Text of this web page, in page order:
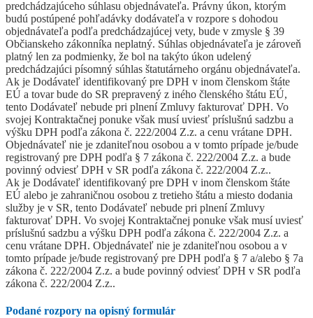
predchádzajúceho súhlasu objednávateľa. Právny úkon, ktorým
budú postúpené pohľadávky dodávateľa v rozpore s dohodou
objednávateľa podľa predchádzajúcej vety, bude v zmysle § 39
Občianskeho zákonníka neplatný. Súhlas objednávateľa je zároveň
platný len za podmienky, že bol na takýto úkon udelený
predchádzajúci písomný súhlas štatutárneho orgánu objednávateľa.
Ak je Dodávateľ identifikovaný pre DPH v inom členskom štáte
EÚ a tovar bude do SR prepravený z iného členského štátu EÚ,
tento Dodávateľ nebude pri plnení Zmluvy fakturovať DPH. Vo
svojej Kontraktačnej ponuke však musí uviesť príslušnú sadzbu a
výšku DPH podľa zákona č. 222/2004 Z.z. a cenu vrátane DPH.
Objednávateľ nie je zdaniteľnou osobou a v tomto prípade je/bude
registrovaný pre DPH podľa § 7 zákona č. 222/2004 Z.z. a bude
povinný odviesť DPH v SR podľa zákona č. 222/2004 Z.z..
Ak je Dodávateľ identifikovaný pre DPH v inom členskom štáte
EÚ alebo je zahraničnou osobou z tretieho štátu a miesto dodania
služby je v SR, tento Dodávateľ nebude pri plnení Zmluvy
fakturovať DPH. Vo svojej Kontraktačnej ponuke však musí uviesť
príslušnú sadzbu a výšku DPH podľa zákona č. 222/2004 Z.z. a
cenu vrátane DPH. Objednávateľ nie je zdaniteľnou osobou a v
tomto prípade je/bude registrovaný pre DPH podľa § 7 a/alebo § 7a
zákona č. 222/2004 Z.z. a bude povinný odviesť DPH v SR podľa
zákona č. 222/2004 Z.z..
Podané rozpory na opisný formulár